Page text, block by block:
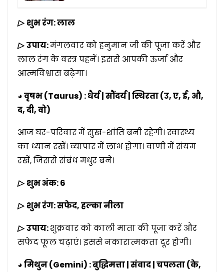
▷ शुभ रंग: लाल
▷उपाय:मंगलवार को हनुमान जी की पूजा करें और
लाल रंग के वस्त्र पहनें। इससे आपकी ऊर्जा और
आत्मविश्वास बढ़ेगा।
◕ वृषभ (Taurus) : धैर्य | सौंदर्य | स्थिरता (उ, ए, ई, औ,
द, दी, वो)
आज घर-परिवार में सुख-शांति बनी रहेगी। स्वास्थ्य
का ध्यान रखें। व्यापार में लाभ होगा। वाणी में संयम
रखें, जिससे संबंध मधुर बने।
▷ शुभ अंक: 6
▷ शुभ रंग: सफेद, हल्का नीला
▷उपाय:शुक्रवार को काली माता की पूजा करें और
सफेद फूल चढ़ाएं। इससे नकारात्मकता दूर होगी।
◕ मिथुन (Gemini) : बुद्धिमत्ता | संवाद | चपलता (के,